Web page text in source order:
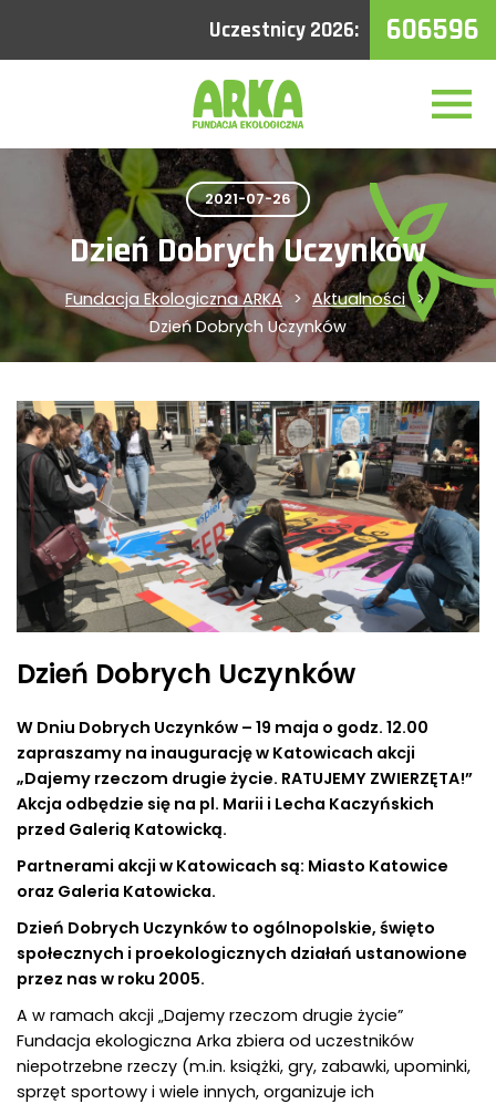
Uczestnicy 2026: 606596
2021-07-26
Dzień Dobrych Uczynków
Fundacja Ekologiczna ARKA
Aktualności
Dzień Dobrych Uczynków
Dzień Dobrych Uczynków
W Dniu Dobrych Uczynków – 19 maja o godz. 12.00
zapraszamy na inaugurację w Katowicach akcji
„Dajemy rzeczom drugie życie. RATUJEMY ZWIERZĘTA!”
Akcja odbędzie się na pl. Marii i Lecha Kaczyńskich
przed Galerią Katowicką.
Partnerami akcji w Katowicach są: Miasto Katowice
oraz Galeria Katowicka.
Dzień Dobrych Uczynków to ogólnopolskie, święto
społecznych i proekologicznych działań ustanowione
przez nas w roku 2005.
A w ramach akcji „Dajemy rzeczom drugie życie”
Fundacja ekologiczna Arka zbiera od uczestników
niepotrzebne rzeczy (m.in. książki, gry, zabawki, upominki,
sprzęt sportowy i wiele innych, organizuje ich